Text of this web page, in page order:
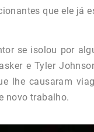
que ele já
se isolou por
e Tyler
lhe causaram
novo trabalho.